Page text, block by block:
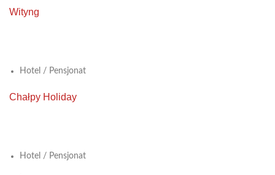
Wityng
Hotel / Pensjonat
Chałpy Holiday
Hotel / Pensjonat